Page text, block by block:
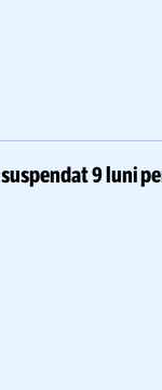
suspendat 9 luni